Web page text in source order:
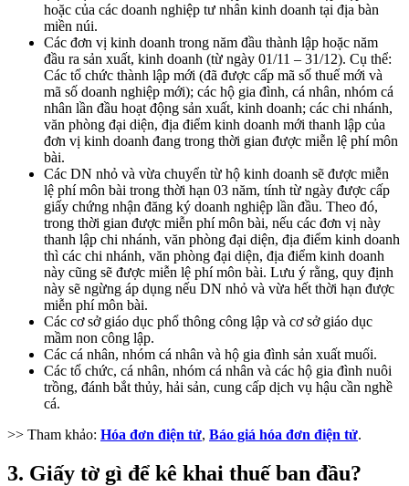
hoặc của các doanh nghiệp tư nhân kinh doanh tại địa bàn
miền núi.
Các đơn vị kinh doanh trong năm đầu thành lập hoặc năm
đầu ra sản xuất, kinh doanh (từ ngày 01/11 – 31/12). Cụ thể:
Các tổ chức thành lập mới (đã được cấp mã số thuế mới và
mã số doanh nghiệp mới); các hộ gia đình, cá nhân, nhóm cá
nhân lần đầu hoạt động sản xuất, kinh doanh; các chi nhánh,
văn phòng đại diện, địa điểm kinh doanh mới thanh lập của
đơn vị kinh doanh đang trong thời gian được miễn lệ phí môn
bài.
Các DN nhỏ và vừa chuyển từ hộ kinh doanh sẽ được miễn
lệ phí môn bài trong thời hạn 03 năm, tính từ ngày được cấp
giấy chứng nhận đăng ký doanh nghiệp lần đầu. Theo đó,
trong thời gian được miễn phí môn bài, nếu các đơn vị này
thanh lập chi nhánh, văn phòng đại diện, địa điểm kinh doanh
thì các chi nhánh, văn phòng đại diện, địa điểm kinh doanh
này cũng sẽ được miễn lệ phí môn bài. Lưu ý rằng, quy định
này sẽ ngừng áp dụng nếu DN nhỏ và vừa hết thời hạn được
miễn phí môn bài.
Các cơ sở giáo dục phổ thông công lập và cơ sở giáo dục
mầm non công lập.
Các cá nhân, nhóm cá nhân và hộ gia đình sản xuất muối.
Các tổ chức, cá nhân, nhóm cá nhân và các hộ gia đình nuôi
trồng, đánh bắt thủy, hải sản, cung cấp dịch vụ hậu cần nghề
cá.
>> Tham khảo: Hóa đơn điện tử, Báo giá hóa đơn điện tử.
3. Giấy tờ gì để kê khai thuế ban đầu?